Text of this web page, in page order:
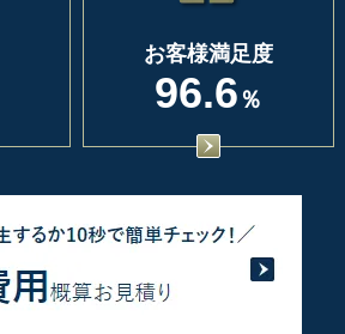
お客様満足度
96.6 ％